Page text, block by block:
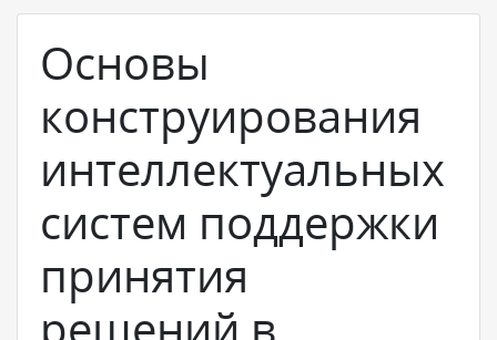
Основы
конструирования
интеллектуальных
систем поддержки
принятия